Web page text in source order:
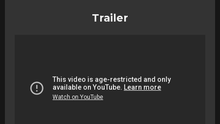
Trailer